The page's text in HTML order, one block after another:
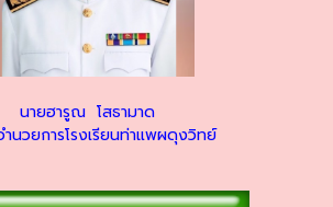
นายฮารูณ โสธามาด
นวยการโรงเรียนท่าแพผดุงวิทย์